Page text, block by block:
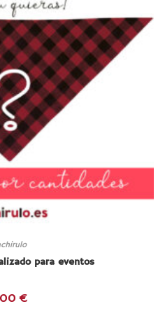
para eventos
€